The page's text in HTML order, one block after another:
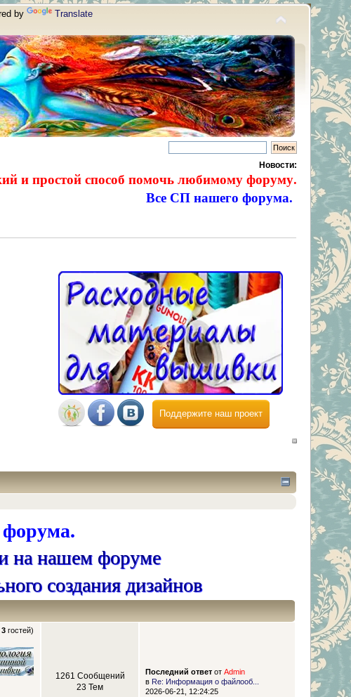
by Translate
Новости:
и простой способ помочь любимому форуму.
Все СП нашего форума.
Поддержите наш проект
на нашем форуме
создания дизайнов
3 гостей)
1261 Сообщений
23 Тем
Последний ответот Admin
в Re: Информация о файлооб...
2026-06-21, 12:24:25